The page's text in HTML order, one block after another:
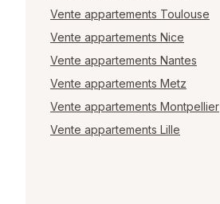
Vente appartements Toulouse
Vente appartements Nice
Vente appartements Nantes
Vente appartements Metz
Vente appartements Montpellier
Vente appartements Lille